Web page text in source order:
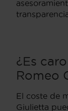
¿Es
Romeo
El coste de
Giulietta